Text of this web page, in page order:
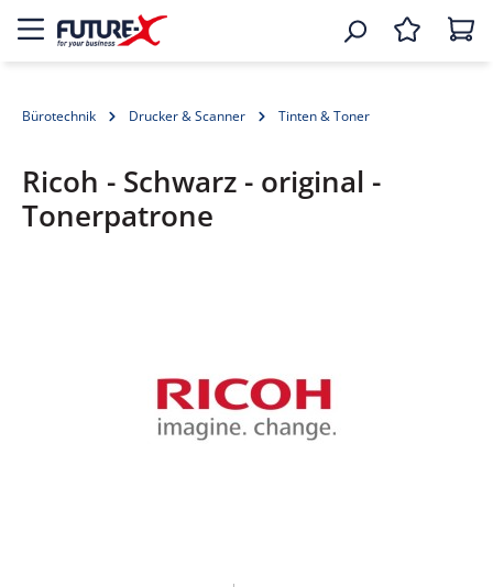
Bürotechnik Drucker & Scanner Tinten & Toner
Ricoh - Schwarz - original -
Tonerpatrone